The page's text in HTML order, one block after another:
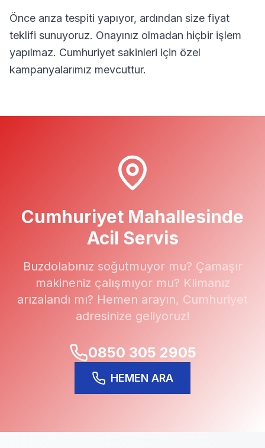
Önce arıza tespiti yapıyor, ardından size fiyat
teklifi sunuyoruz. Onayınız olmadan hiçbir işlem
yapılmaz. Cumhuriyet sakinleri için özel
kampanyalarımız mevcuttur.
Cumhuriyet Mahallesinde
Acil Servis
Buzdolabınız soğutmuyor mu? Çamaşır
makineniz çalışmıyor mu? Klimanız
arızalandı mı? Hemen arayın, Cumhuriyet
adresinize geliyoruz!
0850 305 2905
HEMEN ARA